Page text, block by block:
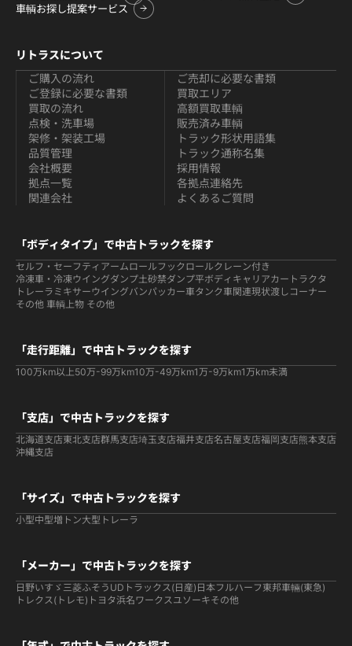
車輌お探し提案サービス
リトラスについて
ご購入の流れ
ご登録に必要な書類
買取の流れ
ご売却に必要な書類
買取エリア
高額買取車輌
点検・洗車場
架修・架装工場
品質管理
販売済み車輌
トラック形状用語集
トラック通称名集
会社概要
拠点一覧
関連会社
採用情報
各拠点連絡先
よくあるご質問
「ボディタイプ」で中古トラックを探す
セルフ・セーフティ アームロールフックロールクレーン付き
冷凍車・冷凍ウイングダンプ土砂禁ダンプ平ボディ キャリアカー トラクタ
トレーラ ミキサーウイングバンパッカー車タンク車関連現状渡しコーナー
その他 車輌上物 その他
「走行距離」で中古トラックを探す
100万km以上50万-99万km10万-49万km1万-9万km1万km未満
「支店」で中古トラックを探す
北海道支店東北支店群馬支店埼玉支店福井支店名古屋支店福岡支店熊本支店
沖縄支店
「サイズ」で中古トラックを探す
小型中型増トン大型 トレーラ
「メーカー」で中古トラックを探す
日野いすゞ 三菱ふそう UDトラックス(日産) 日本フルハーフ 東邦車輛(東急)
トレクス(トレモ) トヨタ浜名ワークスユソーキその他